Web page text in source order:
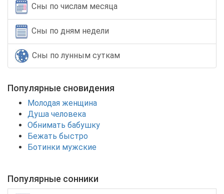
Сны по числам месяца
Сны по дням недели
Сны по лунным суткам
Популярные сновидения
Молодая женщина
Душа человека
Обнимать бабушку
Бежать быстро
Ботинки мужские
Популярные сонники